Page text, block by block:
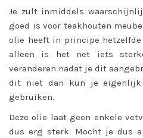
Je zult inmiddels
goed is voor teakhouten
olie heeft in principe
alleen is het net iets
veranderen nadat je dit
dit niet dan kun je eigenlijk
gebruiken.
Deze olie laat geen enkele
dus erg sterk. Mocht je dus